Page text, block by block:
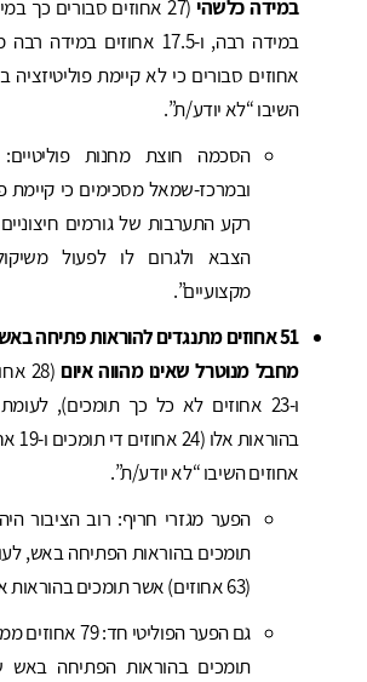
במידה כלשהי
השיבו “לא יודע/ת”.
ובמרכז-שמאל מסכימים כי קיימת
רקע התערבות של גורמים
הצבא ולגרום לו לפעול
מקצועיים”.
51 אחוזים מתנגדים להוראות פתיחה
מחבל מנוטרל שאינו מהווה איום
(28
אחוזים השיבו “לא יודע/ת”.
תומכים בהוראות הפתיחה באש,
(63 אחוזים) אשר תומכים בהוראות אלו.
גם הפער הפוליטי